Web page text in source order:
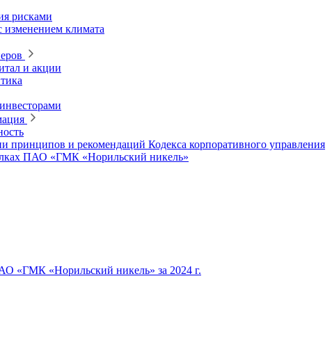
рисками
изменением климата
и акции
принципов и рекомендаций Кодекса корпоративного управления
ПАО «ГМК «Норильский никель»
«ГМК «Норильский никель» за 2024 г.